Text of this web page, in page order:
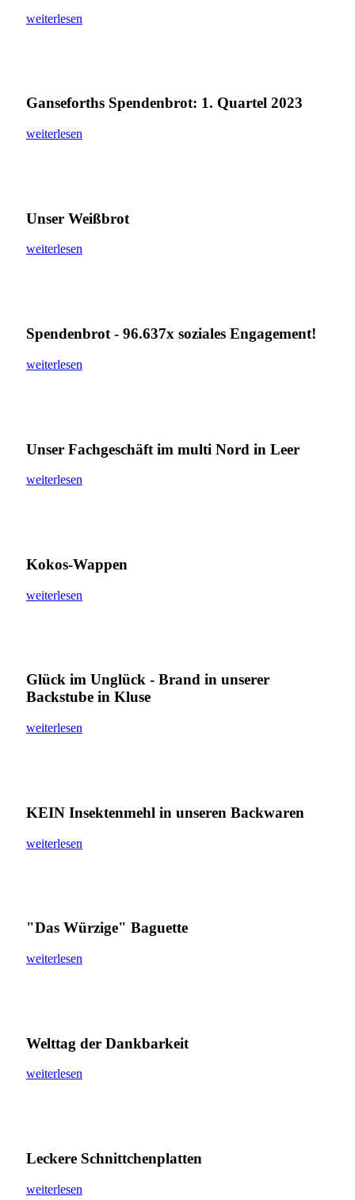
weiterlesen
Ganseforths Spendenbrot: 1. Quartel 2023
weiterlesen
Unser Weißbrot
weiterlesen
Spendenbrot - 96.637x soziales Engagement!
weiterlesen
Unser Fachgeschäft im multi Nord in Leer
weiterlesen
Kokos-Wappen
weiterlesen
Glück im Unglück - Brand in unserer
Backstube in Kluse
weiterlesen
KEIN Insektenmehl in unseren Backwaren
weiterlesen
"Das Würzige" Baguette
weiterlesen
Welttag der Dankbarkeit
weiterlesen
Leckere Schnittchenplatten
weiterlesen